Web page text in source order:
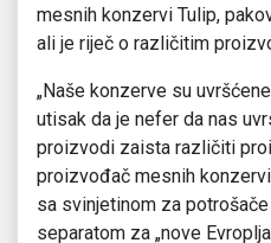
mesnih konzervi Tulip,
ali je riječ o različitim
„Naše konzerve su
utisak da je nefer da nas
proizvodi zaista različiti
proizvođač mesnih
sa svinjetinom za
separatom za „nove